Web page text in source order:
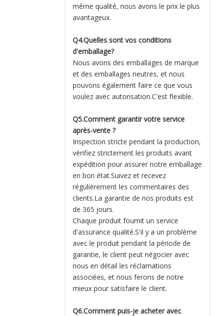
même qualité, nous avons le prix le plus
avantageux.
Q4.Quelles sont vos conditions
d'emballage?
Nous avons des emballages de marque
et des emballages neutres, et nous
pouvons également faire ce que vous
voulez avec autorisation.C'est flexible.
Q5.Comment garantir votre service
après-vente ?
Inspection stricte pendant la production,
vérifiez strictement les produits avant
expédition pour assurer notre emballage
en bon état.Suivez et recevez
régulièrement les commentaires des
clients.La garantie de nos produits est
de 365 jours.
Chaque produit fournit un service
d'assurance qualité.S'il y a un problème
avec le produit pendant la période de
garantie, le client peut négocier avec
nous en détail les réclamations
associées, et nous ferons de notre
mieux pour satisfaire le client.
Q6.Comment puis-je acheter avec